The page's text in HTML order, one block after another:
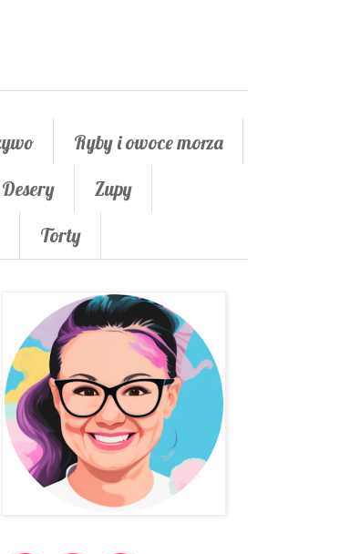
Ryby i owoce morza
Desery
Zupy
Torty